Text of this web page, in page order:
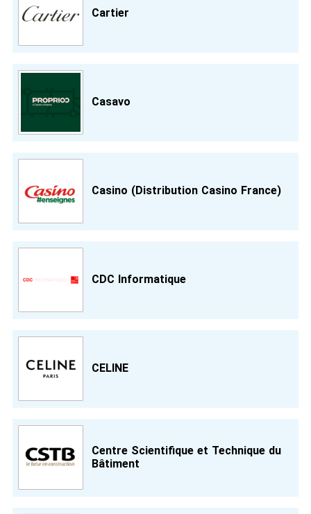
Cartier
Casavo
Casino (Distribution Casino France)
CDC Informatique
CELINE
Centre Scientifique et Technique du
Bâtiment